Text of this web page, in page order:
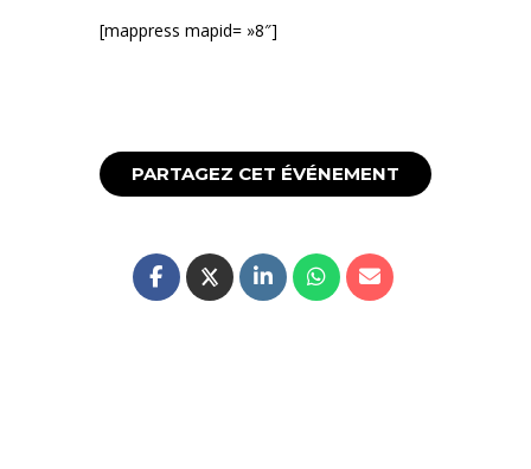
[mappress mapid= »8″]
PARTAGEZ CET ÉVÉNEMENT